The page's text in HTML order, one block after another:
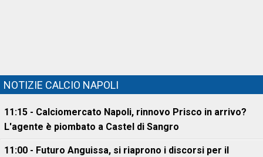
NOTIZIE CALCIO NAPOLI
11:15 - Calciomercato Napoli, rinnovo Prisco in arrivo?
L'agente è piombato a Castel di Sangro
11:00 - Futuro Anguissa, si riaprono i discorsi per il